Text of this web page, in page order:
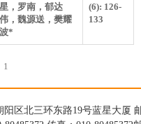
星，罗南，郁达
伟，魏源送，樊耀
波*
(6): 126-
133
1
区北三环东路19号蓝星大厦